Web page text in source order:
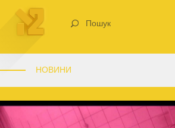
Пошук
НОВИНИ